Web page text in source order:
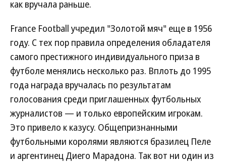
как вручала раньше.
France Football учредил "Золотой мяч" еще в 1956
году. С тех пор правила определения обладателя
самого престижного индивидуального приза в
футболе менялись несколько раз. Вплоть до 1995
года награда вручалась по результатам
голосования среди приглашенных футбольных
журналистов — и только европейским игрокам.
Это привело к казусу. Общепризнанными
футбольными королями являются бразилец Пеле
и аргентинец Диего Марадона. Так вот ни один из